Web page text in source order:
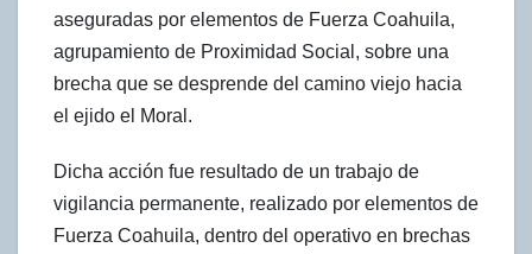
aseguradas por elementos de Fuerza Coahuila,
agrupamiento de Proximidad Social, sobre una
brecha que se desprende del camino viejo hacia
el ejido el Moral.
Dicha acción fue resultado de un trabajo de
vigilancia permanente, realizado por elementos de
Fuerza Coahuila, dentro del operativo en brechas